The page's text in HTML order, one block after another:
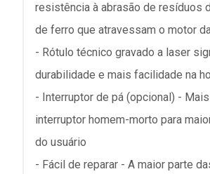
resistência à abrasão de resíduos
de ferro que atravessam o motor
- Rótulo técnico gravado a laser
durabilidade e mais facilidade na
- Interruptor de pá (opcional) -
interruptor homem-morto para
do usuário
- Fácil de reparar - A maior parte